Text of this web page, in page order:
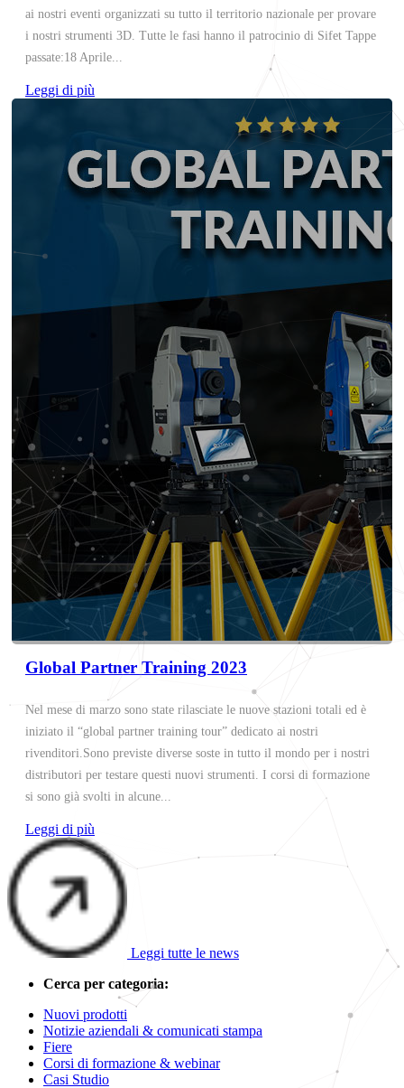
ai nostri eventi organizzati su tutto il territorio nazionale per provare
i nostri strumenti 3D. Tutte le fasi hanno il patrocinio di Sifet Tappe
passate:18 Aprile...
Leggi di più
Global Partner Training 2023
Nel mese di marzo sono state rilasciate le nuove stazioni totali ed è
iniziato il “global partner training tour” dedicato ai nostri
rivenditori.Sono previste diverse soste in tutto il mondo per i nostri
distributori per testare questi nuovi strumenti. I corsi di formazione
si sono già svolti in alcune...
Leggi di più
Leggi tutte le news
Cerca per categoria:
Nuovi prodotti
Notizie aziendali & comunicati stampa
Fiere
Corsi di formazione & webinar
Casi Studio